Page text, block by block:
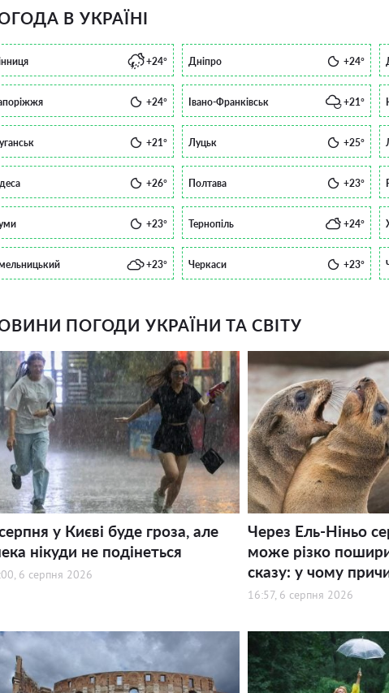
В УКРАЇНІ
+24° Дніпро +24°
+24° Івано-Франківськ +21°
+21° Луцьк +25°
+26° Полтава +23°
+23° Тернопіль +24°
+23° Черкаси +23°
ПОГОДИ УКРАЇНИ ТА СВІТУ
у Києві буде гроза, але
нікуди не подінеться
6 серпня 2026
Через Ель-Ніньо
може різко
сказу: у чому
16:57, 6 серпня 2026